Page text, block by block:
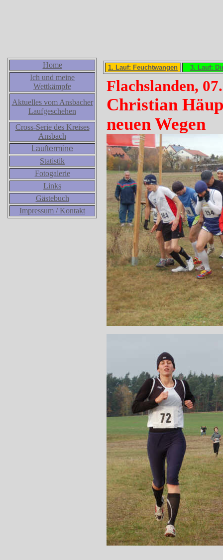
Home
Ich und meine
Wettkämpfe
Aktuelles vom Ansbacher
Laufgeschehen
Cross-Serie des Kreises
Ansbach
Lauftermine
Statistik
Fotogalerie
Links
Gästebuch
Impressum / Kontakt
1. Lauf: Feuchtwangen 3. Lauf:
Flachslanden,
Christian
neuen Wegen